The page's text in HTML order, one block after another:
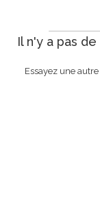
Il n'y a pas
Essayez une